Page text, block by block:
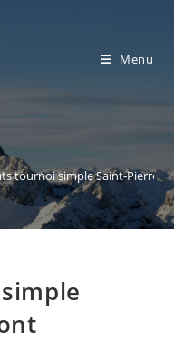
Menu
tournoi simple Saint-Pierre-